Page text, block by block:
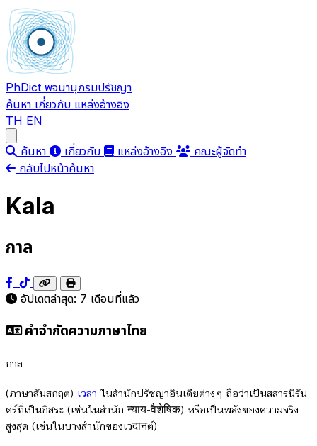
PhDict พจนานุกรมปรัชญา
ค้นหา เกี่ยวกับ แหล่งอ้างอิง
TH EN
ค้นหา เกี่ยวกับ แหล่งอ้างอิง
คณะผู้จัดทำ
กลับไปหน้าค้นหา
Kala
กาล
อัปเดตล่าสุด: 7 เดือนที่แล้ว
คำจำกัดความภาษาไทย
กาล
(ภาษาสันสกฤต) เวลา ในสำนักปรัชญาอินเดียต่างๆ ถือว่าเป็นสสารนิรัน
ดร์ที่เป็นอิสระ (เช่นในสำนัก न्याय-वैशेषिक) หรือเป็นพลังของความจริง
สูงสุด (เช่นในบางสำนักของเวदानต์)